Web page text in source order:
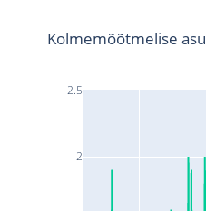
2
2.5
Kolmemõõtmelise